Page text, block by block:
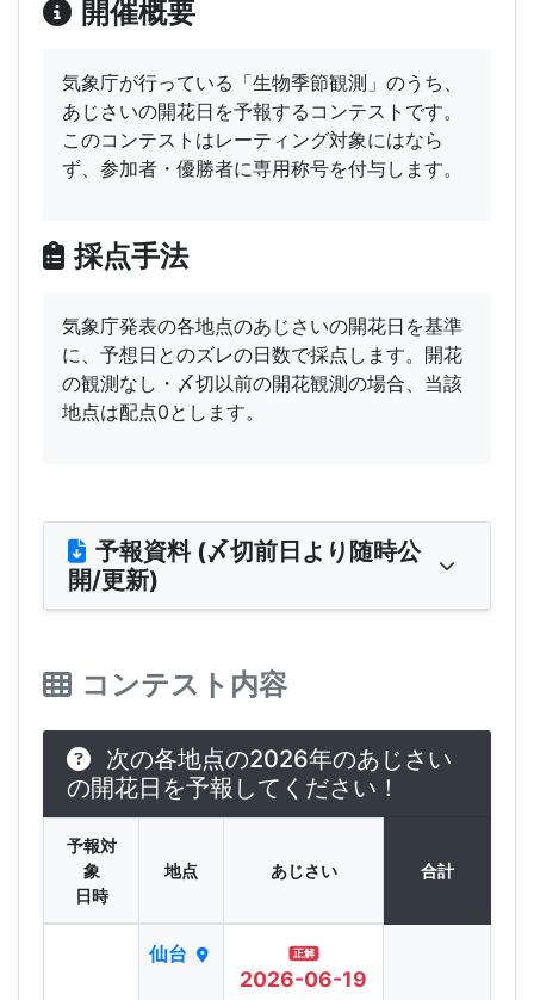
開催概要
気象庁が行っている「生物季節観測」のうち、
あじさいの開花日を予報するコンテストです。
このコンテストはレーティング対象にはなら
ず、参加者・優勝者に専用称号を付与します。
採点手法
気象庁発表の各地点のあじさいの開花日を基準
に、予想日とのズレの日数で採点します。開花
の観測なし・〆切以前の開花観測の場合、当該
地点は配点0とします。
予報資料 (〆切前日より随時公
開/更新)
コンテスト内容
次の各地点の2026年のあじさい
の開花日を予報してください！
予報対
象
日時
地点 あじさい 合計
仙台 正解
2026-06-19